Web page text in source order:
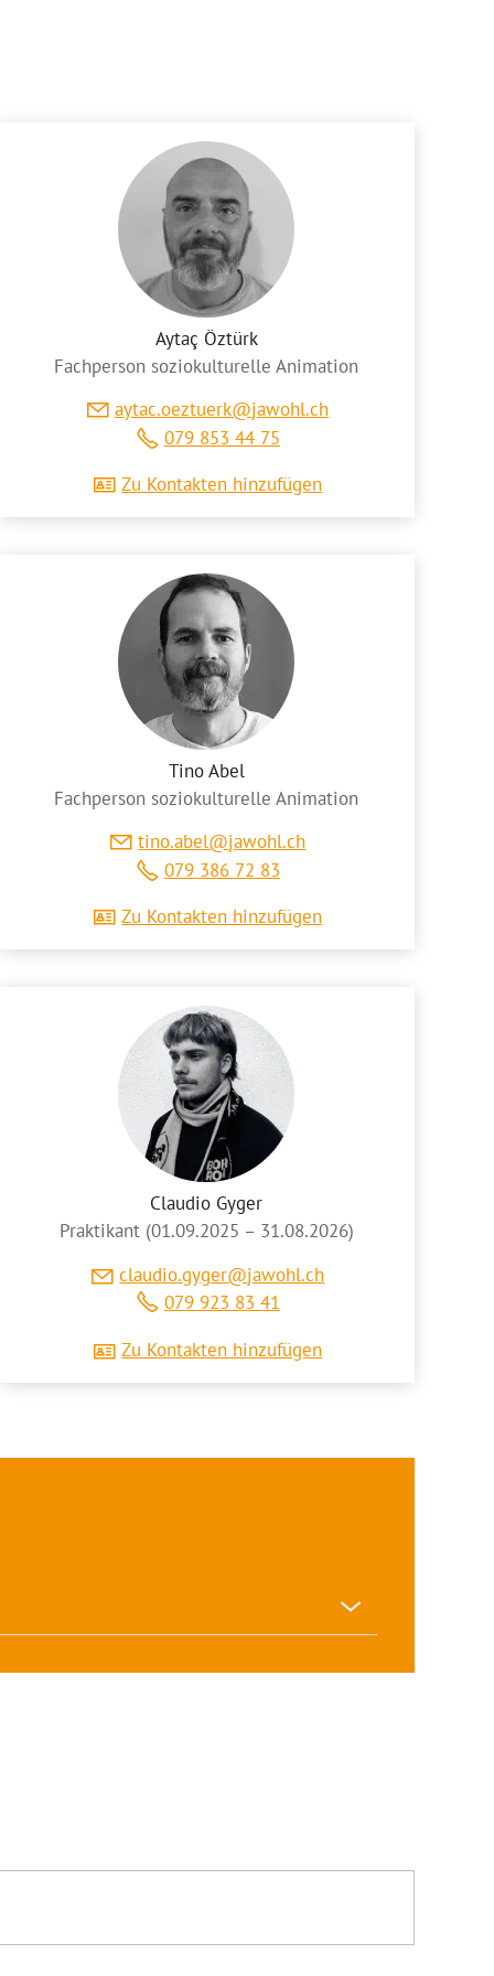
Aytaç Öztürk
Fachperson soziokulturelle Animation
yt c zt rk j w hlch
079 853 44 75
Zu Kontakten hinzufügen
Tino Abel
Fachperson soziokulturelle Animation
t n b l j w hlch
079 386 72 83
Zu Kontakten hinzufügen
Claudio Gyger
Praktikant (01.09.2025 – 31.08.2026)
cl
d gyg r j w hlch
079 923 83 41
Zu Kontakten hinzufügen